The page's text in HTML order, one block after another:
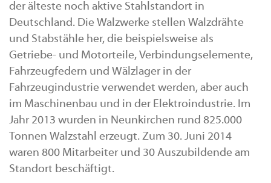
der älteste noch aktive Stahlstandort in
Deutschland. Die Walzwerke stellen Walzdrähte
und Stabstähle her, die beispielsweise als
Getriebe- und Motorteile, Verbindungselemente,
Fahrzeugfedern und Wälzlager in der
Fahrzeugindustrie verwendet werden, aber auch
im Maschinenbau und in der Elektroindustrie. Im
Jahr 2013 wurden in Neunkirchen rund 825.000
Tonnen Walzstahl erzeugt. Zum 30. Juni 2014
waren 800 Mitarbeiter und 30 Auszubildende am
Standort beschäftigt.